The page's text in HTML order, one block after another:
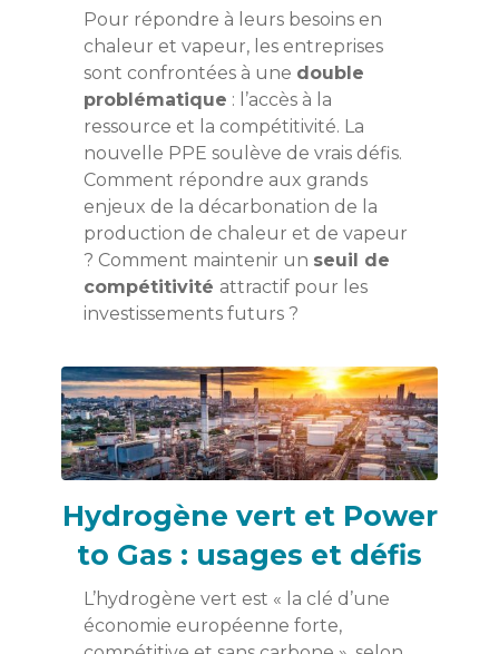
Pour répondre à leurs besoins en
chaleur et vapeur, les entreprises
sont confrontées à une double
problématique : l’accès à la
ressource et la compétitivité. La
nouvelle PPE soulève de vrais défis.
Comment répondre aux grands
enjeux de la décarbonation de la
production de chaleur et de vapeur
? Comment maintenir un seuil de
compétitivité attractif pour les
investissements futurs ?
Hydrogène vert et Power
to Gas : usages et défis
L’hydrogène vert est « la clé d’une
économie européenne forte,